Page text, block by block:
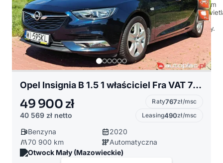
Opel Insignia B 1.5 1 właściciel Fra VAT 70 tys przebiegu
49 900 zł
40 569 zł netto
Raty767zł/msc
Leasing490zł/msc
Benzyna
2020
70 900 km
Automatyczna
Otwock Mały (Mazowieckie)